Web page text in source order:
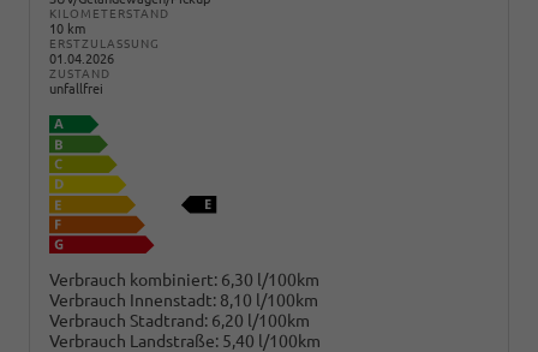
KILOMETERSTAND
10 km
ERSTZULASSUNG
01.04.2026
ZUSTAND
unfallfrei
Verbrauch kombiniert: 6,30 l/100km
Verbrauch Innenstadt: 8,10 l/100km
Verbrauch Stadtrand: 6,20 l/100km
Verbrauch Landstraße: 5,40 l/100km